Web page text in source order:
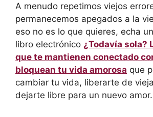
A menudo repetimos viejos
permanecemos apegados a la
eso no es lo que quieres, echa
libro electrónico ¿Todavía sola?
que te mantienen conectado
bloquean tu vida amorosa que
cambiar tu vida, liberarte de
dejarte libre para un nuevo amor.